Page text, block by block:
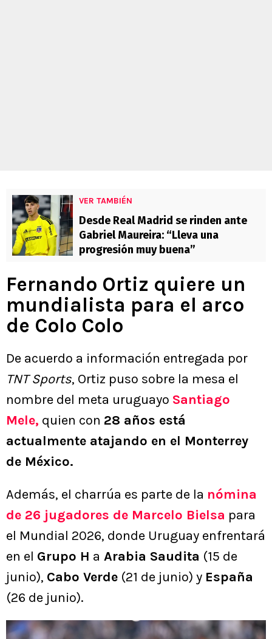
VER TAMBIÉN
Desde Real Madrid se rinden ante
Gabriel Maureira: “Lleva una
progresión muy buena”
Fernando Ortiz quiere un
mundialista para el arco
de Colo Colo
De acuerdo a información entregada por
TNT Sports, Ortiz puso sobre la mesa el
nombre del meta uruguayo Santiago
Mele, quien con 28 años está
actualmente atajando en el Monterrey
de México.
Además, el charrúa es parte de la nómina
de 26 jugadores de Marcelo Bielsa para
el Mundial 2026, donde Uruguay enfrentará
en el Grupo H a Arabia Saudita (15 de
junio), Cabo Verde (21 de junio) y España
(26 de junio).